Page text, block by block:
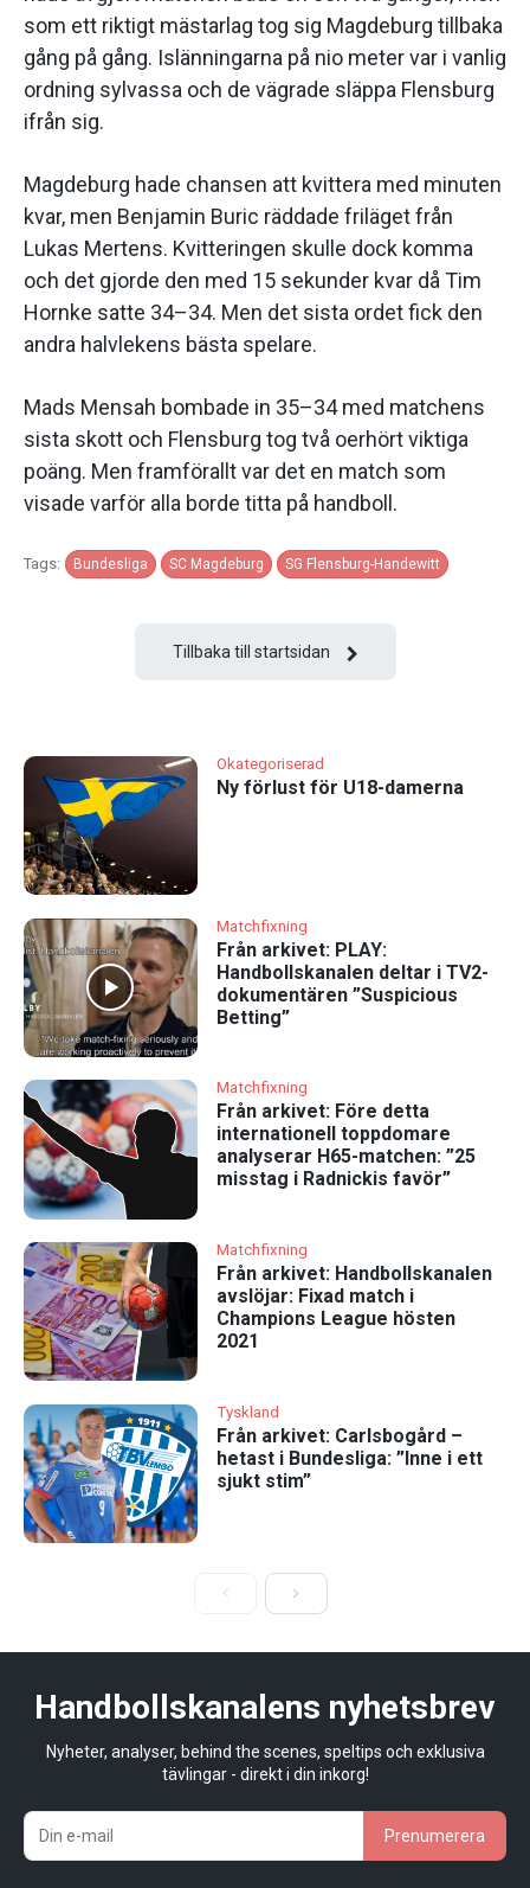
som ett riktigt mästarlag tog sig Magdeburg tillbaka
gång på gång. Islänningarna på nio meter var i vanlig
ordning sylvassa och de vägrade släppa Flensburg
ifrån sig.
Magdeburg hade chansen att kvittera med minuten
kvar, men Benjamin Buric räddade friläget från
Lukas Mertens. Kvitteringen skulle dock komma
och det gjorde den med 15 sekunder kvar då Tim
Hornke satte 34–34. Men det sista ordet fick den
andra halvlekens bästa spelare.
Mads Mensah bombade in 35–34 med matchens
sista skott och Flensburg tog två oerhört viktiga
poäng. Men framförallt var det en match som
visade varför alla borde titta på handboll.
Tags: Bundesliga SC Magdeburg SG Flensburg-Handewitt
Tillbaka till startsidan
Okategoriserad
Ny förlust för U18-damerna
Matchfixning
Från arkivet: PLAY:
Handbollskanalen deltar i TV2-
dokumentären ”Suspicious
Betting”
Matchfixning
Från arkivet: Före detta
internationell toppdomare
analyserar H65-matchen: ”25
misstag i Radnickis favör”
Matchfixning
Från arkivet: Handbollskanalen
avslöjar: Fixad match i
Champions League hösten
2021
Tyskland
Från arkivet: Carlsbogård –
hetast i Bundesliga: ”Inne i ett
sjukt stim”
Handbollskanalens nyhetsbrev
Nyheter, analyser, behind the scenes, speltips och exklusiva
tävlingar - direkt i din inkorg!
Prenumerera